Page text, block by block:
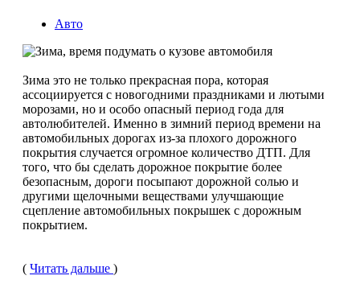
Авто
Зима это не только прекрасная пора, которая
ассоциируется с новогодними праздниками и лютыми
морозами, но и особо опасный период года для
автолюбителей. Именно в зимний период времени на
автомобильных дорогах из-за плохого дорожного
покрытия случается огромное количество ДТП. Для
того, что бы сделать дорожное покрытие более
безопасным, дороги посыпают дорожной солью и
другими щелочными веществами улучшающие
сцепление автомобильных покрышек с дорожным
покрытием.
( Читать дальше )